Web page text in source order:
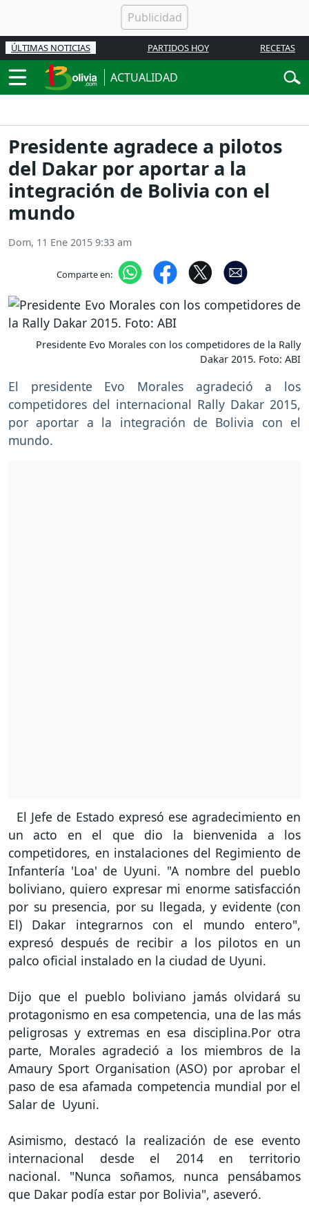
ÚLTIMAS NOTICIAS PARTIDOS HOY RECETAS
ACTUALIDAD
Presidente agradece a pilotos
del Dakar por aportar a la
integración de Bolivia con el
mundo
Dom, 11 Ene 2015 9:33 am
Comparte en:
Presidente Evo Morales con los competidores de la Rally
Dakar 2015. Foto: ABI
El presidente Evo Morales agradeció a los
competidores del internacional Rally Dakar 2015,
por aportar a la integración de Bolivia con el
mundo.
El Jefe de Estado expresó ese agradecimiento en
un acto en el que dio la bienvenida a los
competidores, en instalaciones del Regimiento de
Infantería 'Loa' de Uyuni. "A nombre del pueblo
boliviano, quiero expresar mi enorme satisfacción
por su presencia, por su llegada, y evidente (con
El) Dakar integrarnos con el mundo entero",
expresó después de recibir a los pilotos en un
palco oficial instalado en la ciudad de Uyuni.
Dijo que el pueblo boliviano jamás olvidará su
protagonismo en esa competencia, una de las más
peligrosas y extremas en esa disciplina.Por otra
parte, Morales agradeció a los miembros de la
Amaury Sport Organisation (ASO) por aprobar el
paso de esa afamada competencia mundial por el
Salar de Uyuni.
Asimismo, destacó la realización de ese evento
internacional desde el 2014 en territorio
nacional. "Nunca soñamos, nunca pensábamos
que Dakar podía estar por Bolivia", aseveró.